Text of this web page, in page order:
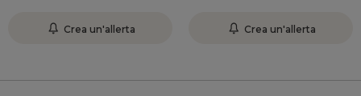
Crea un'allerta Crea un'allerta